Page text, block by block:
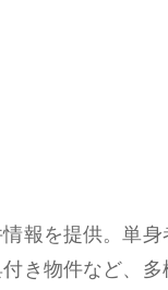
報を提供。単
き物件など、多